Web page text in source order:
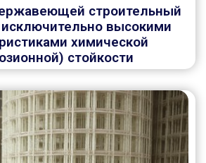
строительный
высокими
химической
стойкости